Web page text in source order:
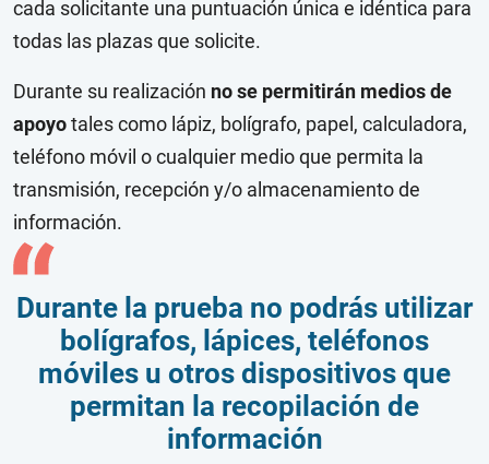
cada solicitante una puntuación única e idéntica para
todas las plazas que solicite.
Durante su realización no se permitirán medios de
apoyotales como lápiz, bolígrafo, papel, calculadora,
teléfono móvil o cualquier medio que permita la
transmisión, recepción y/o almacenamiento de
información.
Durante la prueba no podrás utilizar
bolígrafos, lápices, teléfonos
móviles u otros dispositivos que
permitan la recopilación de
información